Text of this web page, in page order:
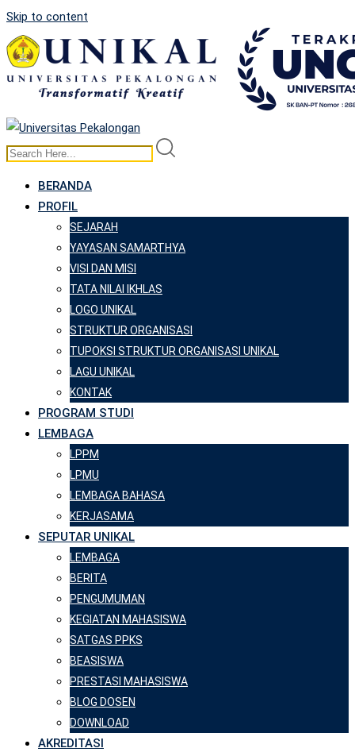
Skip to content
BERANDA
PROFIL
SEJARAH
YAYASAN SAMARTHYA
VISI DAN MISI
TATA NILAI IKHLAS
LOGO UNIKAL
STRUKTUR ORGANISASI
TUPOKSI STRUKTUR ORGANISASI UNIKAL
LAGU UNIKAL
KONTAK
PROGRAM STUDI
LEMBAGA
LPPM
LPMU
LEMBAGA BAHASA
KERJASAMA
SEPUTAR UNIKAL
LEMBAGA
BERITA
PENGUMUMAN
KEGIATAN MAHASISWA
SATGAS PPKS
BEASISWA
PRESTASI MAHASISWA
BLOG DOSEN
DOWNLOAD
AKREDITASI